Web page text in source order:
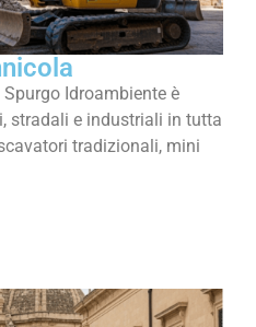
Idroambiente è
stradali e industriali in tutta
tradizionali, mini